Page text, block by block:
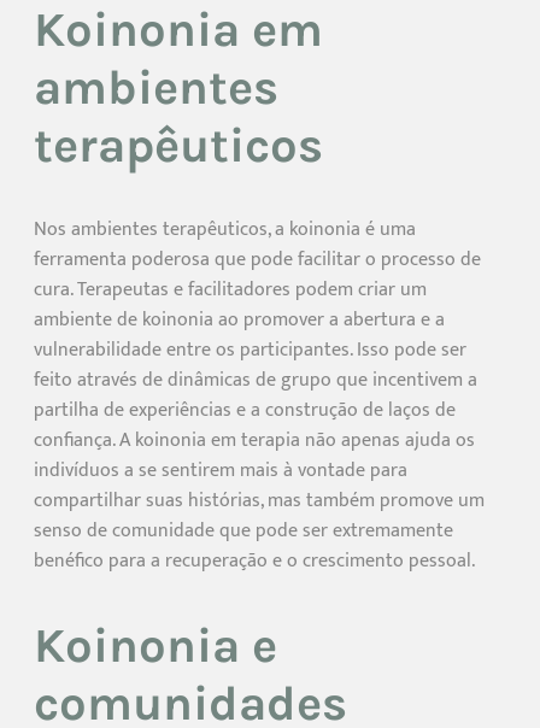
Koinonia em
ambientes
terapêuticos
Nos ambientes terapêuticos, a koinonia é uma
ferramenta poderosa que pode facilitar o processo de
cura. Terapeutas e facilitadores podem criar um
ambiente de koinonia ao promover a abertura e a
vulnerabilidade entre os participantes. Isso pode ser
feito através de dinâmicas de grupo que incentivem a
partilha de experiências e a construção de laços de
confiança. A koinonia em terapia não apenas ajuda os
indivíduos a se sentirem mais à vontade para
compartilhar suas histórias, mas também promove um
senso de comunidade que pode ser extremamente
benéfico para a recuperação e o crescimento pessoal.
Koinonia e
comunidades